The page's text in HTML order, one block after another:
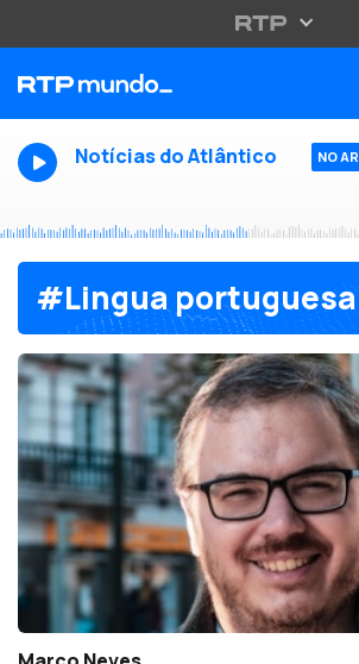
Notícias do Atlântico NO AR
#Lingua portuguesa